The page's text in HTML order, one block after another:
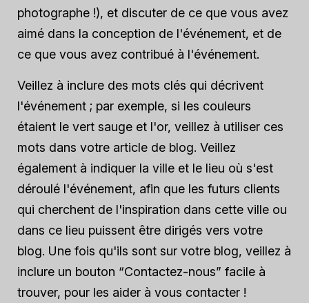
photographe !), et discuter de ce que vous avez
aimé dans la conception de l'événement, et de
ce que vous avez contribué à l'événement.
Veillez à inclure des mots clés qui décrivent
l'événement ; par exemple, si les couleurs
étaient le vert sauge et l'or, veillez à utiliser ces
mots dans votre article de blog. Veillez
également à indiquer la ville et le lieu où s'est
déroulé l'événement, afin que les futurs clients
qui cherchent de l'inspiration dans cette ville ou
dans ce lieu puissent être dirigés vers votre
blog. Une fois qu'ils sont sur votre blog, veillez à
inclure un bouton “Contactez-nous” facile à
trouver, pour les aider à vous contacter !